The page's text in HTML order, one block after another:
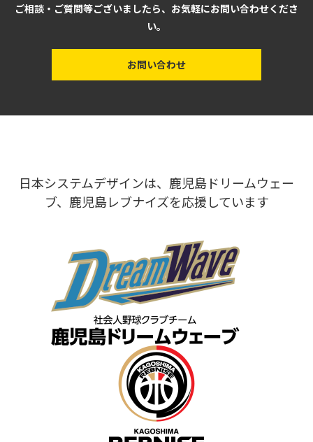
ご相談・ご質問等ございましたら、お気軽にお問い合わせくださ
い。
お問い合わせ
日本システムデザインは、鹿児島ドリームウェー
ブ、鹿児島レブナイズを応援しています